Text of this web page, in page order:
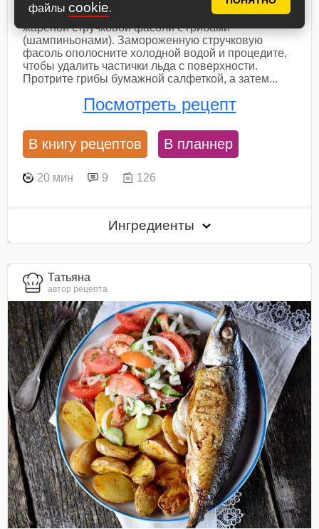
файлы cookie.
Возьмите ингредиенты для приготовления
жареной стручковой фасоли с грибами
(шампиньонами). Замороженную стручковую
фасоль ополосните холодной водой и процедите,
чтобы удалить частички льда с поверхности.
Протрите грибы бумажной салфеткой, а затем...
Посмотреть рецепт
В книгу рецептов В планнер
20 мин 9 126
Ингредиенты
Татьяна
автор рецепта